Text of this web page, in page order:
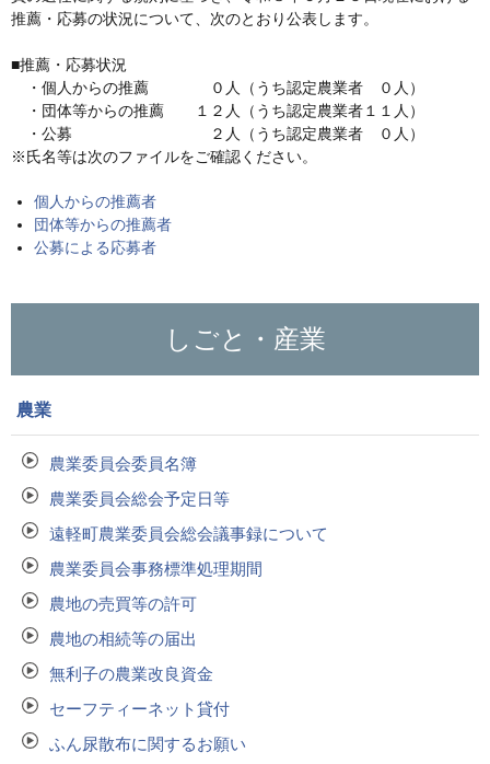
推薦・応募の状況について、次のとおり公表します。
■推薦・応募状況
・個人からの推薦 ０人（うち認定農業者 ０人）
・団体等からの推薦 １２人（うち認定農業者１１人）
・公募 ２人（うち認定農業者 ０人）
※氏名等は次のファイルをご確認ください。
個人からの推薦者
団体等からの推薦者
公募による応募者
しごと・産業
農業
農業委員会委員名簿
農業委員会総会予定日等
遠軽町農業委員会総会議事録について
農業委員会事務標準処理期間
農地の売買等の許可
農地の相続等の届出
無利子の農業改良資金
セーフティーネット貸付
ふん尿散布に関するお願い